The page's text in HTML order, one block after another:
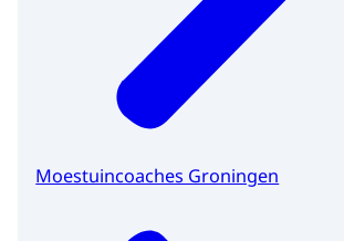
Moestuincoaches Groningen